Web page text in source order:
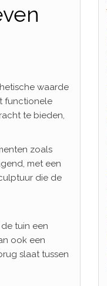
waarde
functionele
te bieden,
zoals
met een
die de
tuin een
ook een
slaat tussen